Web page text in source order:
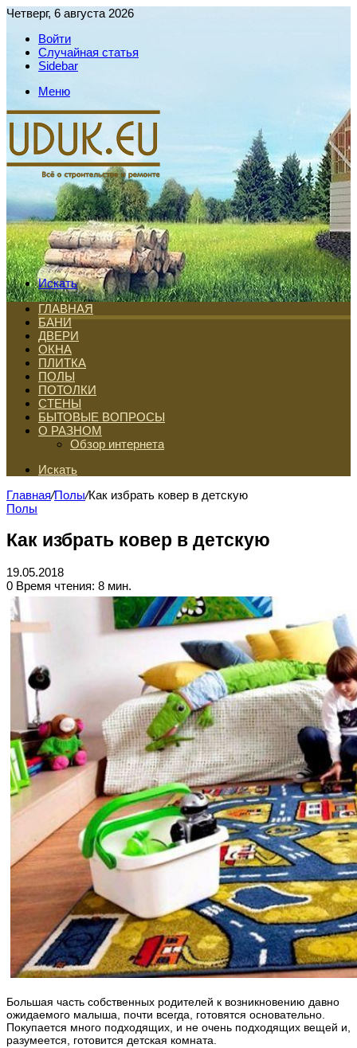
Четверг, 6 августа 2026
Войти
Случайная статья
Sidebar
Меню
Искать
ГЛАВНАЯ
БАНИ
ДВЕРИ
ОКНА
ПЛИТКА
ПОЛЫ
ПОТОЛКИ
СТЕНЫ
БЫТОВЫЕ ВОПРОСЫ
О РАЗНОМ
Обзор интернета
Искать
Главная/Полы/Как избрать ковер в детскую
Полы
Как избрать ковер в детскую
19.05.2018
0 Время чтения: 8 мин.
Большая часть собственных родителей к возникновению давно
ожидаемого малыша, почти всегда, готовятся основательно.
Покупается много подходящих, и не очень подходящих вещей и,
разумеется, готовится детская комната.